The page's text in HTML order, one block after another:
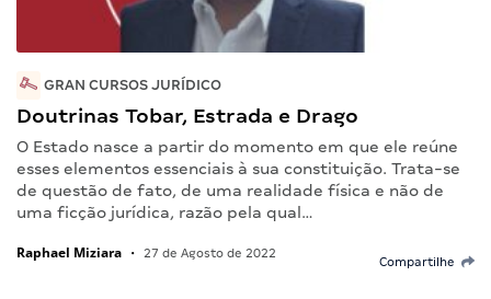
GRAN CURSOS JURÍDICO
Doutrinas Tobar, Estrada e Drago
O Estado nasce a partir do momento em que ele reúne
esses elementos essenciais à sua constituição. Trata-se
de questão de fato, de uma realidade física e não de
uma ficção jurídica, razão pela qual…
Raphael Miziara • 27 de Agosto de 2022
Compartilhe